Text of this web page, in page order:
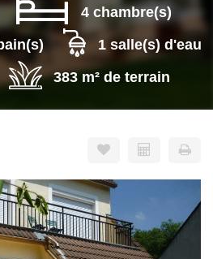
4 chambre(s)
1 salle(s) d'eau
383 m² de terrain